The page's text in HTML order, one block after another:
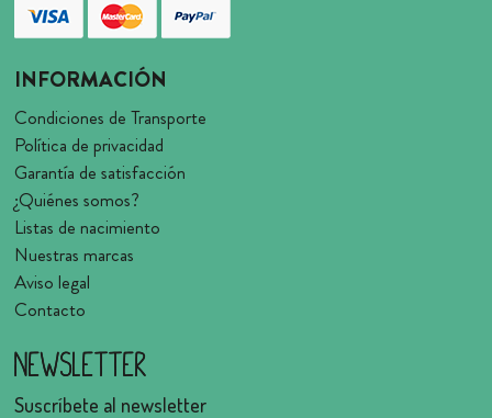
INFORMACIÓN
Condiciones de Transporte
Política de privacidad
Garantía de satisfacción
¿Quiénes somos?
Listas de nacimiento
Nuestras marcas
Aviso legal
Contacto
Newsletter
Suscríbete al newsletter